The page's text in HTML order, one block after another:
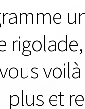
voilà
plus et